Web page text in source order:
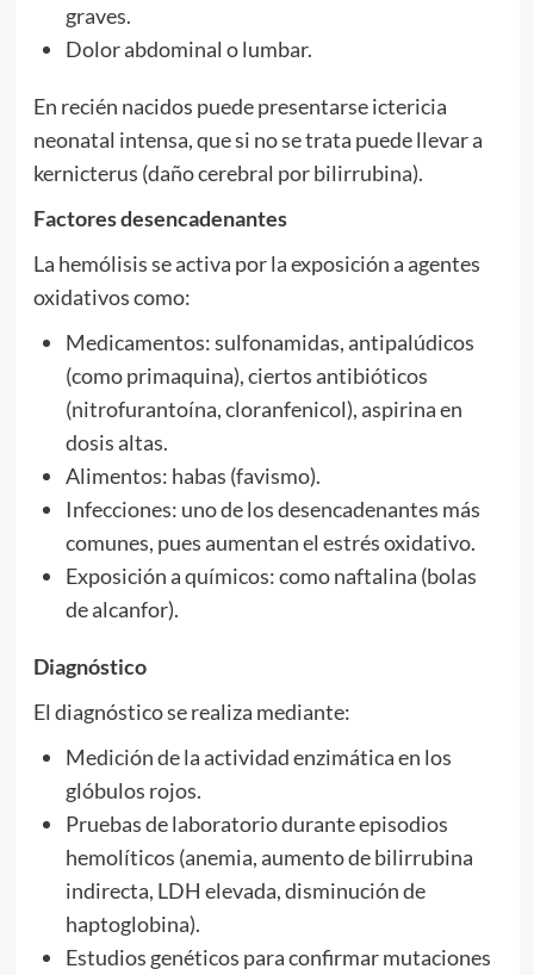
graves.
Dolor abdominal o lumbar.
En recién nacidos puede presentarse ictericia
neonatal intensa, que si no se trata puede llevar a
kernicterus (daño cerebral por bilirrubina).
Factores desencadenantes
La hemólisis se activa por la exposición a agentes
oxidativos como:
Medicamentos: sulfonamidas, antipalúdicos
(como primaquina), ciertos antibióticos
(nitrofurantoína, cloranfenicol), aspirina en
dosis altas.
Alimentos: habas (favismo).
Infecciones: uno de los desencadenantes más
comunes, pues aumentan el estrés oxidativo.
Exposición a químicos: como naftalina (bolas
de alcanfor).
Diagnóstico
El diagnóstico se realiza mediante:
Medición de la actividad enzimática en los
glóbulos rojos.
Pruebas de laboratorio durante episodios
hemolíticos (anemia, aumento de bilirrubina
indirecta, LDH elevada, disminución de
haptoglobina).
Estudios genéticos para confirmar mutaciones